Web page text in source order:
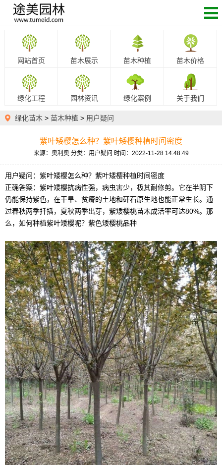
网站首页 苗木展示 苗木种植 苗木价格
绿化工程 园林资讯 绿化案例 关于我们
绿化苗木 > 苗木种植 > 用户疑问
紫叶矮樱怎么种？紫叶矮樱​种植时间密度
来源：奥利奥 分类：用户疑问 时间：2022-11-28 14:48:49
用户疑问：紫叶矮樱怎么种？紫叶矮樱种植时间密度
正确答案：紫叶矮樱抗病性强，病虫害少，极其耐修剪。它在半阴下
仍能保持紫色，在干旱、贫瘠的土地和矸石原生地也能正常生长。通
过春秋两季扦插，夏秋两季出芽，紫矮樱桃苗木成活率可达80%。那
么，如何种植紫叶矮樱呢？紫色矮樱桃品种